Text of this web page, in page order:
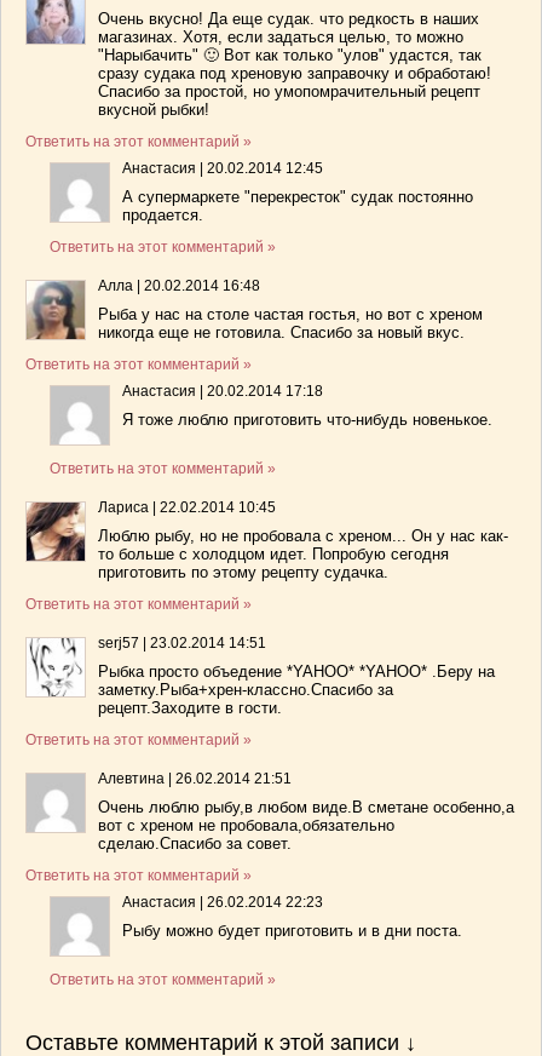
Очень вкусно! Да еще судак. что редкость в наших
магазинах. Хотя, если задаться целью, то можно
"Нарыбачить" 🙂 Вот как только "улов" удастся, так
сразу судака под хреновую заправочку и обработаю!
Спасибо за простой, но умопомрачительный рецепт
вкусной рыбки!
Ответить на этот комментарий »
Анастасия
20.02.2014 12:45
А супермаркете "перекресток" судак постоянно
продается.
Ответить на этот комментарий »
Алла 20.02.2014 16:48
Рыба у нас на столе частая гостья, но вот с хреном
никогда еще не готовила. Спасибо за новый вкус.
Ответить на этот комментарий »
Анастасия
20.02.2014 17:18
Я тоже люблю приготовить что-нибудь новенькое.
Ответить на этот комментарий »
Лариса 22.02.2014 10:45
Люблю рыбу, но не пробовала с хреном... Он у нас как-
то больше с холодцом идет. Попробую сегодня
приготовить по этому рецепту судачка.
Ответить на этот комментарий »
serj57 23.02.2014 14:51
Рыбка просто объедение *YAHOO* *YAHOO* .Беру на
заметку.Рыба+хрен-классно.Спасибо за
рецепт.Заходите в гости.
Ответить на этот комментарий »
Алевтина 26.02.2014 21:51
Очень люблю рыбу,в любом виде.В сметане особенно,а
вот с хреном не пробовала,обязательно
сделаю.Спасибо за совет.
Ответить на этот комментарий »
Анастасия
26.02.2014 22:23
Рыбу можно будет приготовить и в дни поста.
Ответить на этот комментарий »
Оставьте комментарий к этой записи ↓